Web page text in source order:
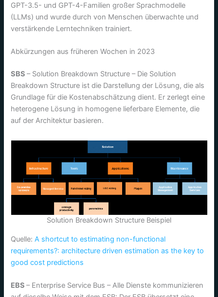
GPT-3.5- und GPT-4-Familien großer Sprachmodelle
(LLMs) und wurde durch von Menschen überwachte und
verstärkende Lerntechniken trainiert.
Abkürzungen aus früheren Wochen in 2023
SBS– Solution Breakdown Structure – Die Solution
Breakdown Structure ist die Darstellung der Lösung, die als
Grundlage für die Kostenabschätzung dient. Er zerlegt eine
heterogene Lösung in homogene lieferbare Elemente, die
auf der Architektur basieren.
Solution Breakdown Structure Beispiel
Quelle:A shortcut to estimating non-functional
requirements?: architecture driven estimation as the key to
good cost predictions
EBS– Enterprise Service Bus – Alle Dienste kommunizieren